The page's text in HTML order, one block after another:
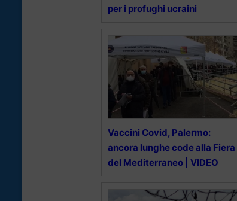
per i profughi ucraini
Vaccini Covid, Palermo:
ancora lunghe code alla Fiera
del Mediterraneo | VIDEO